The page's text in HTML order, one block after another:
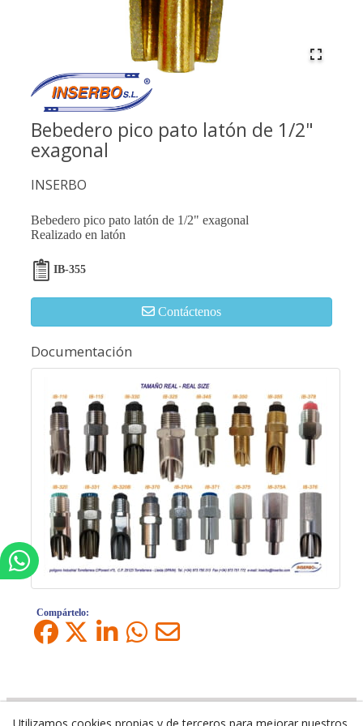
Bebedero pico pato latón de 1/2"
exagonal
INSERBO
Bebedero pico pato latón de 1/2" exagonal
Realizado en latón
IB-355
Contáctenos
Documentación
Compártelo: